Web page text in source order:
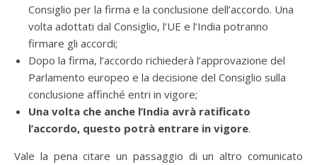
Consiglio per la firma e la conclusione dell’accordo. Una
volta adottati dal Consiglio, l’UE e l’India potranno
firmare gli accordi;
Dopo la firma, l’accordo richiederà l’approvazione del
Parlamento europeo e la decisione del Consiglio sulla
conclusione affinché entri in vigore;
Una volta che anche l’India avrà ratificato
l’accordo, questo potrà entrare in vigore.
Vale la pena citare un passaggio di un altro comunicato